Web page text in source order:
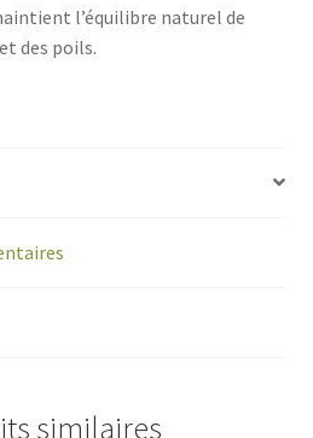
l’équilibre naturel de
des poils.
similaires